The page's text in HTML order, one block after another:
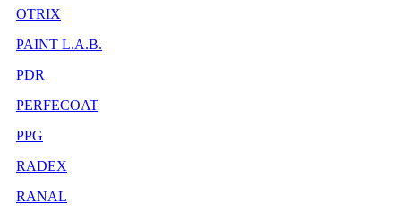
OTRIX
PAINT L.A.B.
PDR
PERFECOAT
PPG
RADEX
RANAL